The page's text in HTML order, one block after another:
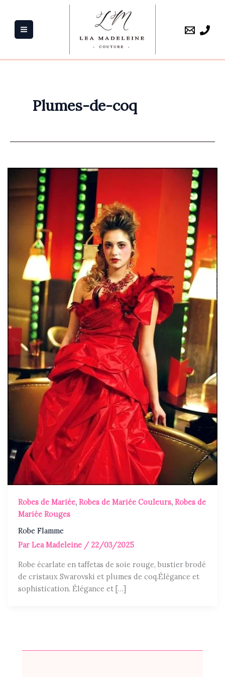
contenu
Plumes-de-coq
Robes de Mariée,Robes de Mariée Couleurs,Robes de
Mariée Rouges
Robe Flamme
ParLea Madeleine / 22/03/2025
Robe écarlate en taffetas de soie rouge, bustier brodé
de cristaux Swarovski et plumes de coq.Élégance et
sophistication. Élégance et […]